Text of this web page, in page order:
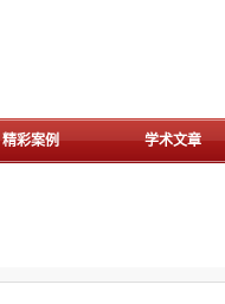
精彩案例 学术文章